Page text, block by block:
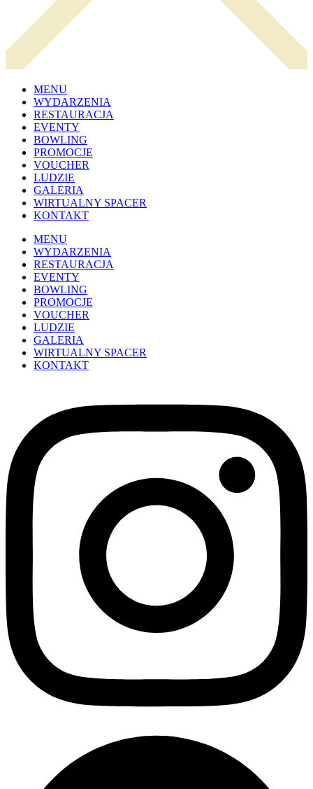
MENU
WYDARZENIA
RESTAURACJA
EVENTY
BOWLING
PROMOCJE
VOUCHER
LUDZIE
GALERIA
WIRTUALNY SPACER
KONTAKT
MENU
WYDARZENIA
RESTAURACJA
EVENTY
BOWLING
PROMOCJE
VOUCHER
LUDZIE
GALERIA
WIRTUALNY SPACER
KONTAKT